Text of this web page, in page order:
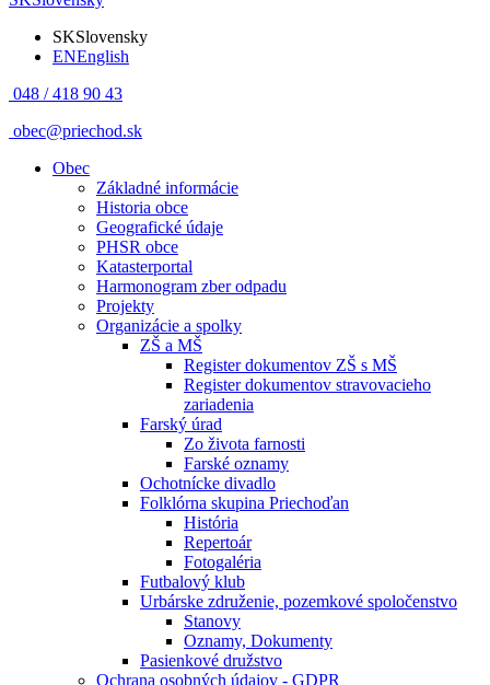
SKSlovensky
ENEnglish
048 / 418 90 43
obec@priechod.sk
Obec
Základné informácie
Historia obce
Geografické údaje
PHSR obce
Katasterportal
Harmonogram zber odpadu
Projekty
Organizácie a spolky
ZŠ a MŠ
Register dokumentov ZŠ s MŠ
Register dokumentov stravovacieho
zariadenia
Farský úrad
Zo života farnosti
Farské oznamy
Ochotnícke divadlo
Folklórna skupina Priechoďan
História
Repertoár
Fotogaléria
Futbalový klub
Urbárske združenie, pozemkové spoločenstvo
Stanovy
Oznamy, Dokumenty
Pasienkové družstvo
Ochrana osobných údajov - GDPR